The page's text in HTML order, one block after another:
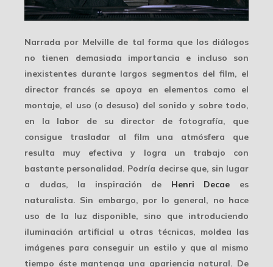
Narrada por Melville de tal forma que los diálogos
no tienen demasiada importancia e incluso son
inexistentes durante largos segmentos del film, el
director francés se apoya en elementos como el
montaje, el uso (o desuso) del sonido y sobre todo,
en la labor de su director de fotografía, que
consigue trasladar al film una atmósfera que
resulta muy efectiva y logra un trabajo con
bastante personalidad. Podría decirse que, sin lugar
a dudas, la inspiración de Henri Decae es
naturalista. Sin embargo, por lo general, no hace
uso de la luz disponible, sino que introduciendo
iluminación artificial u otras técnicas, moldea las
imágenes para conseguir un estilo y que al mismo
tiempo éste mantenga una apariencia natural. De